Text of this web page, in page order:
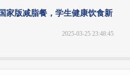
家版减脂餐，学生健康饮食新
2025-03-25 23:48:45